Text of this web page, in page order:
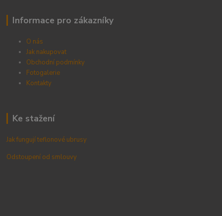
Informace pro zákazníky
O nás
Jak nakupovat
Obchodní podmínky
Fotogalerie
Kontakty
Ke stažení
Jak fungují teflonové ubrusy
Odstoupení od smlouvy